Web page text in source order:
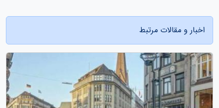
اخبار و مقالات مرتبط